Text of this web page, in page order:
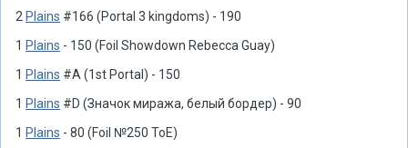
2 Plains #166 (Portal 3 kingdoms) - 190
1 Plains - 150 (Foil Showdown Rebecca Guay)
1 Plains #A (1st Portal) - 150
1 Plains #D (Значок миража, белый бордер) - 90
1 Plains - 80 (Foil №250 ToE)